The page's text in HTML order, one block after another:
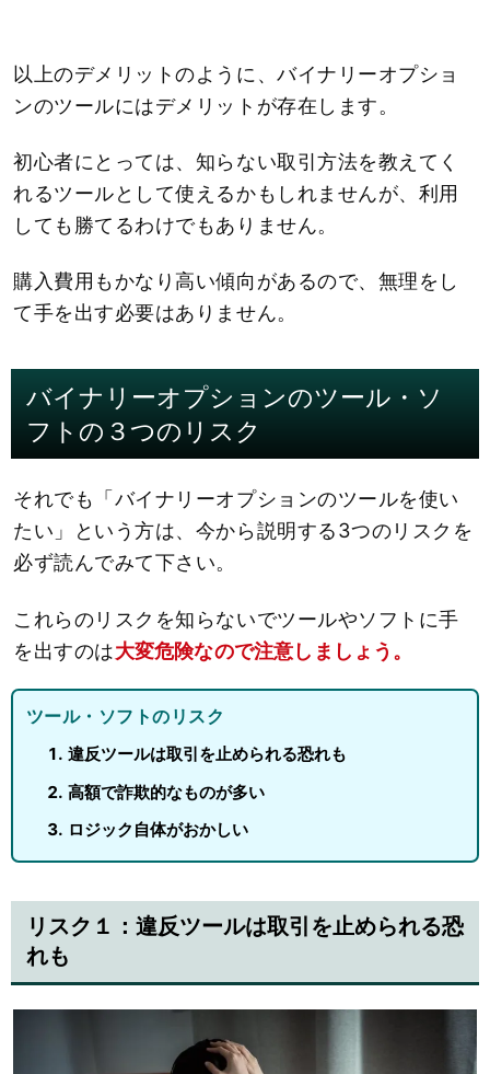
以上のデメリットのように、バイナリーオプショ
ンのツールにはデメリットが存在します。
初心者にとっては、知らない取引方法を教えてく
れるツールとして使えるかもしれませんが、利用
しても勝てるわけでもありません。
購入費用もかなり高い傾向があるので、無理をし
て手を出す必要はありません。
バイナリーオプションのツール・ソ
フトの３つのリスク
それでも「バイナリーオプションのツールを使い
たい」という方は、今から説明する3つのリスクを
必ず読んでみて下さい。
これらのリスクを知らないでツールやソフトに手
を出すのは大変危険なので注意しましょう。
ツール・ソフトのリスク
違反ツールは取引を止められる恐れも
高額で詐欺的なものが多い
ロジック自体がおかしい
リスク１：違反ツールは取引を止められる恐
れも